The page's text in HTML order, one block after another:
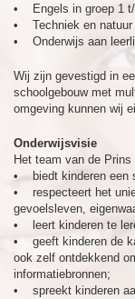
• Engels in groep 1
• Techniek en natuur
• Onderwijs aan
Wij zijn gevestigd in
schoolgebouw met
omgeving kunnen wij
Onderwijsvisie
Het team van de
• biedt kinderen een
• respecteert het
gevoelsleven,
• leert kinderen te
• geeft kinderen de
ook zelf ontdekkend
informatiebronnen;
• spreekt kinderen